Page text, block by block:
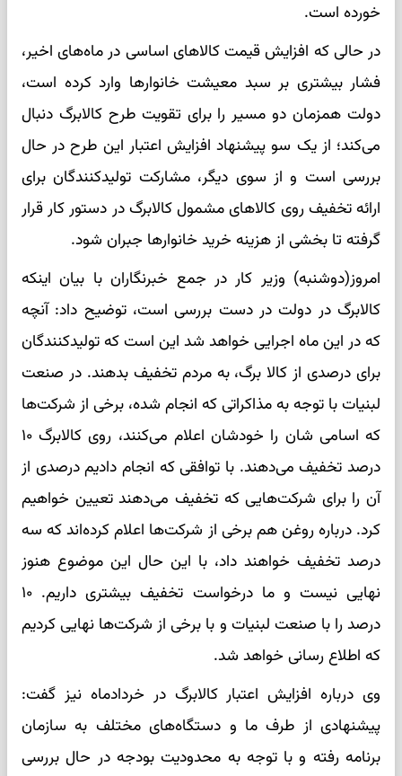
خورده است.
در حالی که افزایش قیمت کالاهای اساسی در ماه‌های اخیر،
فشار بیشتری بر سبد معیشت خانوارها وارد کرده است،
دولت همزمان دو مسیر را برای تقویت طرح کالابرگ دنبال
می‌کند؛ از یک سو پیشنهاد افزایش اعتبار این طرح در حال
بررسی است و از سوی دیگر، مشارکت تولیدکنندگان برای
ارائه تخفیف روی کالاهای مشمول کالابرگ در دستور کار قرار
گرفته تا بخشی از هزینه خرید خانوارها جبران شود.
امروز(دوشنبه) وزیر کار در جمع خبرنگاران با بیان اینکه
کالابرگ در دولت در دست بررسی است، توضیح داد: آنچه
که در این ماه اجرایی خواهد شد این است که تولیدکنندگان
برای درصدی از کالا برگ، به مردم تخفیف بدهند. در صنعت
لبنیات با توجه به مذاکراتی که انجام شده، برخی از شرکت‌ها
که اسامی شان را خودشان اعلام می‌کنند، روی کالابرگ ۱۰
درصد تخفیف می‌دهند. با توافقی که انجام دادیم درصدی از
آن را برای شرکت‌هایی که تخفیف می‌دهند تعیین خواهیم
کرد. درباره روغن هم برخی از شرکت‌ها اعلام کرده‌اند که سه
درصد تخفیف خواهند داد، با این حال این موضوع هنوز
نهایی نیست و ما درخواست تخفیف بیشتری داریم. ۱۰
درصد را با صنعت لبنیات و با برخی از شرکت‌ها نهایی کردیم
که اطلاع رسانی خواهد شد.
وی درباره افزایش اعتبار کالابرگ در خردادماه نیز گفت:
پیشنهادی از طرف ما و دستگاه‌های مختلف به سازمان
برنامه رفته و با توجه به محدودیت بودجه در حال بررسی